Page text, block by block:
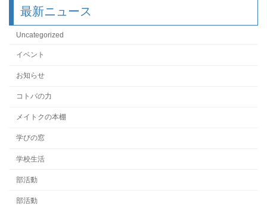
最新ニュース
Uncategorized
イベント
お知らせ
コトバの力
メイトクの本棚
学びの窓
学校生活
部活動
部活動